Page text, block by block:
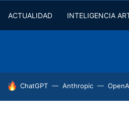
ACTUALIDAD INTELIGENCIA
HOY SE HABLA DE
ChatGPT Anthropic